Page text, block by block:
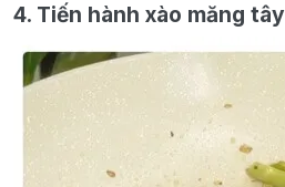
4. Tiến hành xào măng tây